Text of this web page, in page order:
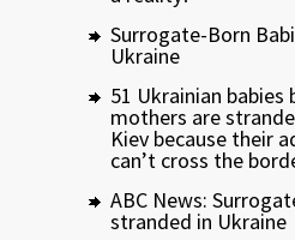
Surrogate-Born
Ukraine
51 Ukrainian
mothers are
Kiev because their
can’t cross the
ABC News:
stranded in Ukraine